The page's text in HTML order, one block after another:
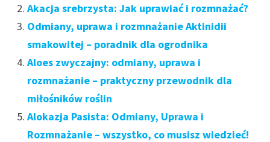
Akacja srebrzysta: Jak uprawiać i rozmnażać?
Odmiany, uprawa i rozmnażanie Aktinidii
smakowitej – poradnik dla ogrodnika
Aloes zwyczajny: odmiany, uprawa i
rozmnażanie – praktyczny przewodnik dla
miłośników roślin
Alokazja Pasista: Odmiany, Uprawa i
Rozmnażanie – wszystko, co musisz wiedzieć!